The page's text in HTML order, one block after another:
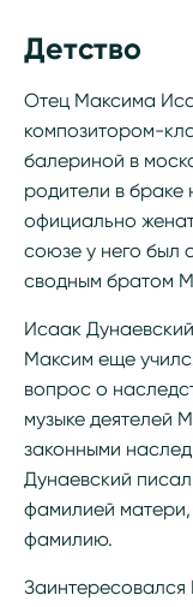
Детство
Отец Максима
композитором-
балериной в
родители в браке
официально
союзе у него был
сводным братом
Исаак
Максим еще
вопрос о
музыке деятелей
законными
Дунаевский
фамилией матери,
фамилию.